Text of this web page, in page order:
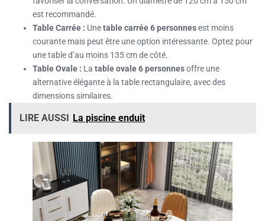
est recommandé.
Table Carrée : Unetable carrée 6 personnesest moins
courante mais peut être une option intéressante. Optez pour
une table d’au moins 135 cm de côté.
Table Ovale : La table ovale 6 personnesoffre une
alternative élégante à la table rectangulaire, avec des
dimensions similaires.
LIRE AUSSI La piscine enduit